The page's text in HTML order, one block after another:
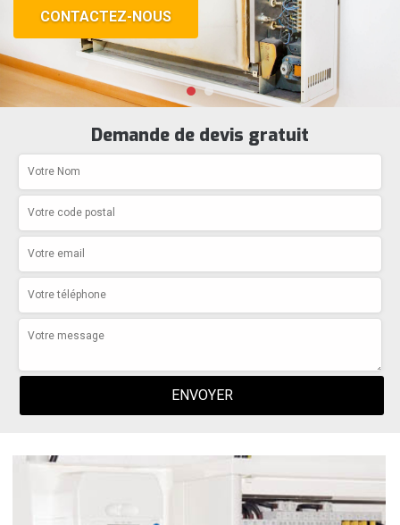
CONTACTEZ-NOUS
Demande de devis gratuit